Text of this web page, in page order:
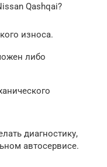
Qashqai?
износа.
либо
диагностику,
автосервисе.